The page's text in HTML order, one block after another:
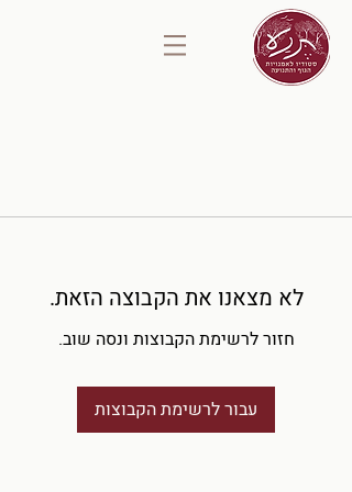
לא מצאנו את הקבוצה הזאת.
חזור לרשימת הקבוצות ונסה שוב.
עבור לרשימת הקבוצות